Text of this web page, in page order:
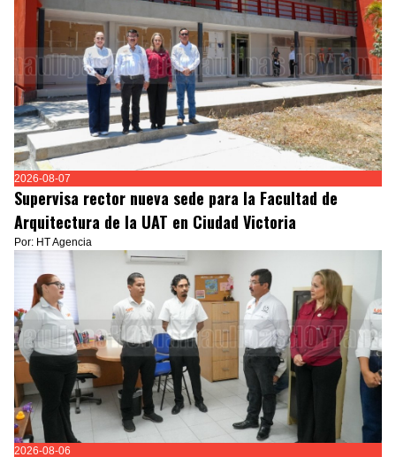
2026-08-07
Supervisa rector nueva sede para la Facultad de
Arquitectura de la UAT en Ciudad Victoria
Por: HT Agencia
2026-08-06